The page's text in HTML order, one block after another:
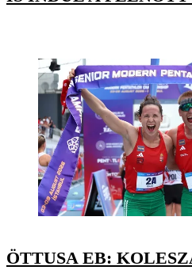
ÖTTUSA EB: